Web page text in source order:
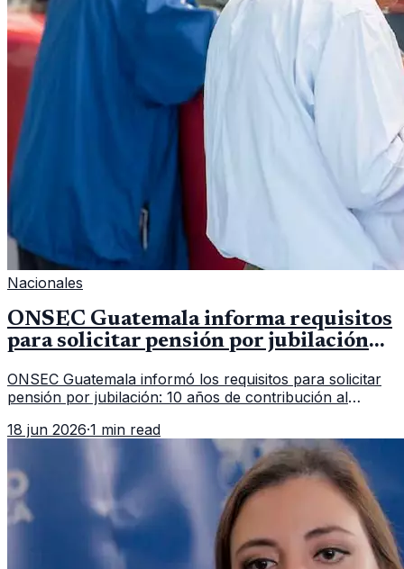
Nacionales
ONSEC Guatemala informa requisitos
para solicitar pensión por jubilación
ONSEC Guatemala informó los requisitos para solicitar
pensión por jubilación: 10 años de contribución al
importar edad.
18 jun 2026·1 min read